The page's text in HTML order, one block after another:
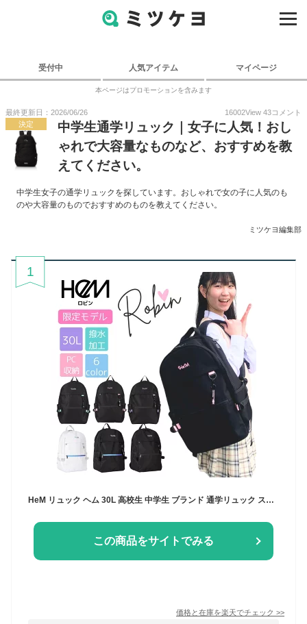
受付中 人気アイテム マイページ
本ページはプロモーションを含みます
最終更新日：2026/06/26 16002View 43コメント
決定
中学生通学リュック｜女子に人気！おし
ゃれで大容量なものなど、おすすめを教
えてください。
中学生女子の通学リュックを探しています。おしゃれで女の子に人気のも
のや大容量のものでおすすめのものを教えてください。
ミツケヨ編集部
1
HeM リュック ヘム 30L 高校生 中学生 ブランド 通学リュック スクールリュック デイパック 大容量 人気 女子 通学用リュック 通学用 通学 女子高生 女子中学生 撥水 レディース ブラック
この商品をサイトでみる
価格と在庫を楽天でチェック >>